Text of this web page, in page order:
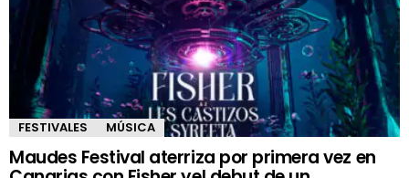
FESTIVALES MÚSICA
Maudes Festival aterriza por primera vez en